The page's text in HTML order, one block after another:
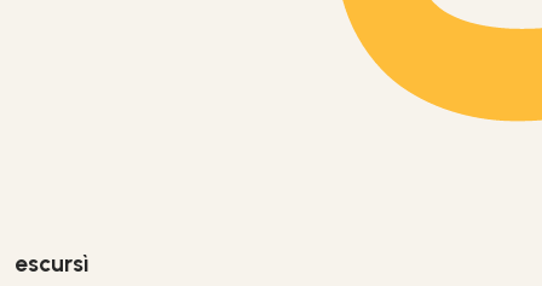
escursì